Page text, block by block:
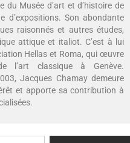
du Musée d’art et d’histoire de
d’expositions. Son abondante
raisonnés et autres études,
attique et italiot. C’est à lui
Hellas et Roma, qui œuvre
l’art classique à Genève.
Jacques Chamay demeure
et apporte sa contribution à